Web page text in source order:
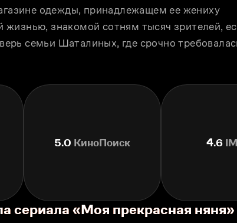
одежды, принадлежащем ее жениху
жизнью, знакомой сотням тысяч зрителей,
семьи Шаталиных, где срочно
5.0 КиноПоиск 4.6
сериала «Моя прекрасная няня»